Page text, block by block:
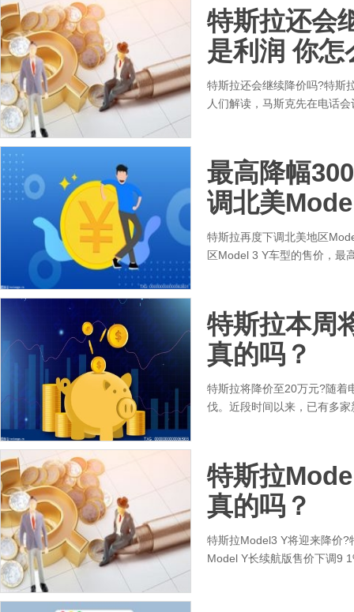
特斯拉还会
是利润 你怎
特斯拉还会继续降价吗?特斯
人们解读，马斯克先在电话
最高降幅
调北美
特斯拉再度下调北美地区
区Model 3 Y车型的售价，最
特斯拉本周
真的吗？
特斯拉将降价至20万元?随着
伐。近段时间以来，已有多
特斯拉
真的吗？
特斯拉Model3 Y将迎来降价
Model Y长续航版售价下调9